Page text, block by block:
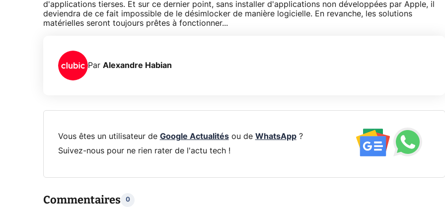
d'applications tierses. Et sur ce dernier point, sans installer d'applications non développées par Apple, il
deviendra de ce fait impossible de le désimlocker de manière logicielle. En revanche, les solutions
matérielles seront toujours prêtes à fonctionner...
Par Alexandre Habian
Vous êtes un utilisateur de Google Actualitésou de WhatsApp?
Suivez-nous pour ne rien rater de l'actu tech !
Commentaires 0